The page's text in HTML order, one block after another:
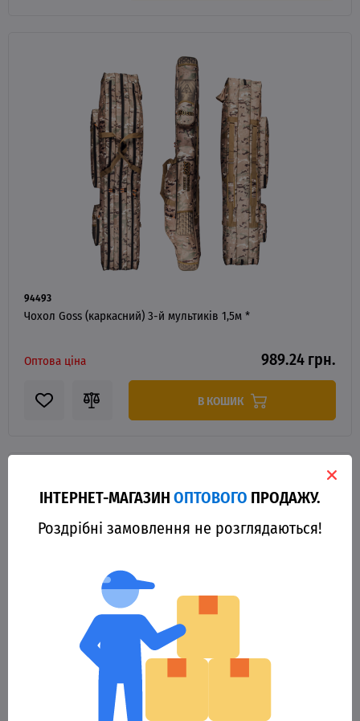
94493
Чохол Goss (каркасний) 3-й мультиків 1,5м *
Оптова ціна 989.24 грн.
В КОШИК
ІНТЕРНЕТ-МАГАЗИНОПТОВОГО ПРОДАЖУ.
Роздрібні замовлення не розглядаються!